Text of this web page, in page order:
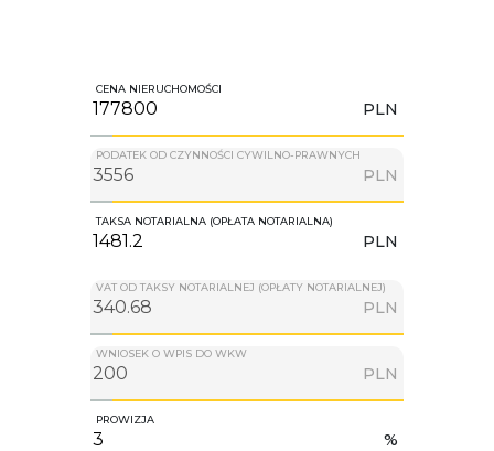
CENA NIERUCHOMOŚCI
PLN
PODATEK OD CZYNNOŚCI CYWILNO-PRAWNYCH
PLN
TAKSA NOTARIALNA (OPŁATA NOTARIALNA)
PLN
VAT OD TAKSY NOTARIALNEJ (OPŁATY NOTARIALNEJ)
PLN
WNIOSEK O WPIS DO WKW
PLN
PROWIZJA
%